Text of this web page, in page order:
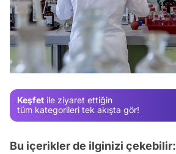
Keşfet ile ziyaret ettiğin
tüm kategorileri tek akışta gör!
Bu içerikler de ilginizi çekebilir: